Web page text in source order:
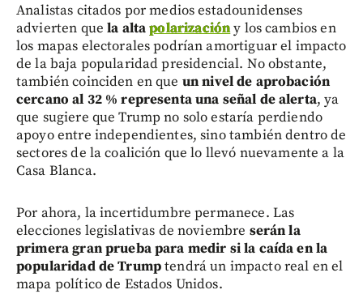
Analistas citados por medios estadounidenses
advierten quela altapolarizacióny los cambios en
los mapas electorales podrían amortiguar el impacto
de la baja popularidad presidencial. No obstante,
también coinciden en que un nivel de aprobación
cercano al 32 % representa una señal de alerta, ya
que sugiere que Trump no solo estaría perdiendo
apoyo entre independientes, sino también dentro de
sectores de la coalición que lo llevó nuevamente a la
Casa Blanca.
Por ahora, la incertidumbre permanece. Las
elecciones legislativas de noviembre serán la
primera gran prueba para medir si la caída en la
popularidad de Trumptendrá un impacto real en el
mapa político de Estados Unidos.